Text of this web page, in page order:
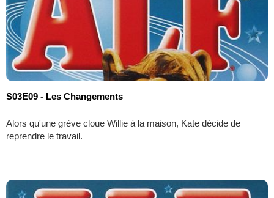
S03E09 - Les Changements
Alors qu'une grève cloue Willie à la maison, Kate décide de
reprendre le travail.